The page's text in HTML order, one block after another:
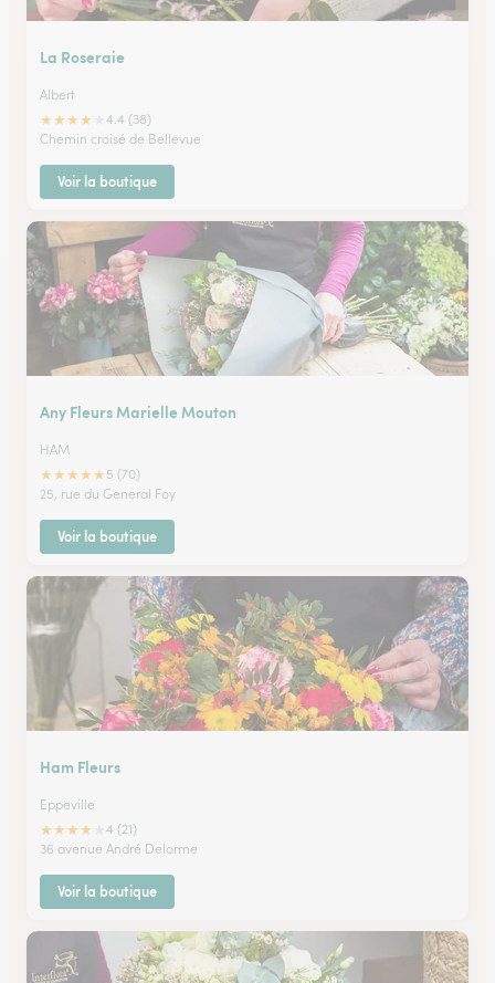
La Roseraie
Albert
★★★★
4.4 (38)
Chemin croisé de Bellevue
Voir la boutique
Any Fleurs Marielle Mouton
HAM
★★★★★ 5 (70)
25, rue du General Foy
Voir la boutique
Ham Fleurs
Eppeville
★★★★
4 (21)
36 avenue André Delorme
Voir la boutique